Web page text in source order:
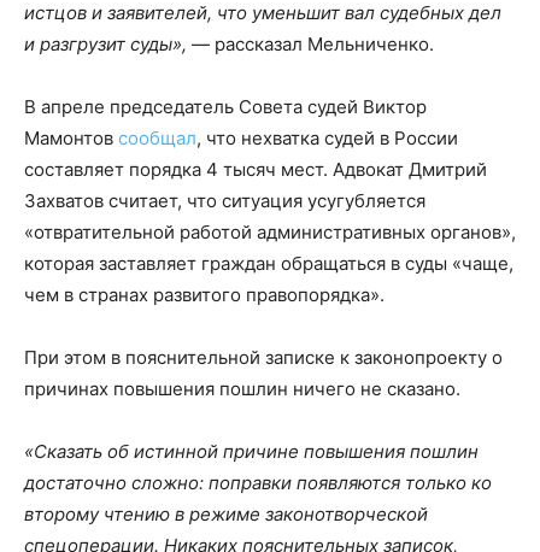
истцов и заявителей, что уменьшит вал судебных дел
и разгрузит суды», — рассказал Мельниченко.
В апреле председатель Совета судей Виктор
Мамонтов сообщал, что нехватка судей в России
составляет порядка 4 тысяч мест. Адвокат Дмитрий
Захватов считает, что ситуация усугубляется
«отвратительной работой административных органов»,
которая заставляет граждан обращаться в суды «чаще,
чем в странах развитого правопорядка».
При этом в пояснительной записке к законопроекту о
причинах повышения пошлин ничего не сказано.
«Сказать об истинной причине повышения пошлин
достаточно сложно: поправки появляются только ко
второму чтению в режиме законотворческой
спецоперации. Никаких пояснительных записок,